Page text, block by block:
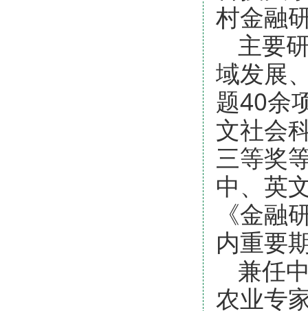
村金融
主要
域发展
题40余
文社会
三等奖
中、英
《金融
内重要
兼任
农业专